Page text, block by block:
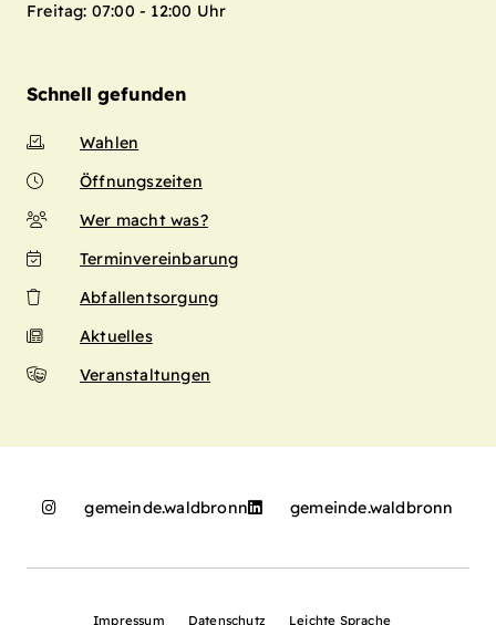
Freitag: 07:00 - 12:00 Uhr
Schnell gefunden
Wahlen
Öffnungszeiten
Wer macht was?
Terminvereinbarung
Abfallentsorgung
Aktuelles
Veranstaltungen
gemeinde.waldbronn gemeinde.waldbronn
Impressum Datenschutz Leichte Sprache